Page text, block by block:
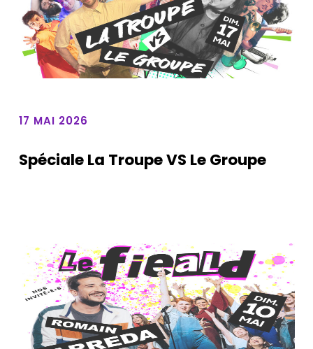
17 MAI 2026
Spéciale La Troupe VS Le Groupe